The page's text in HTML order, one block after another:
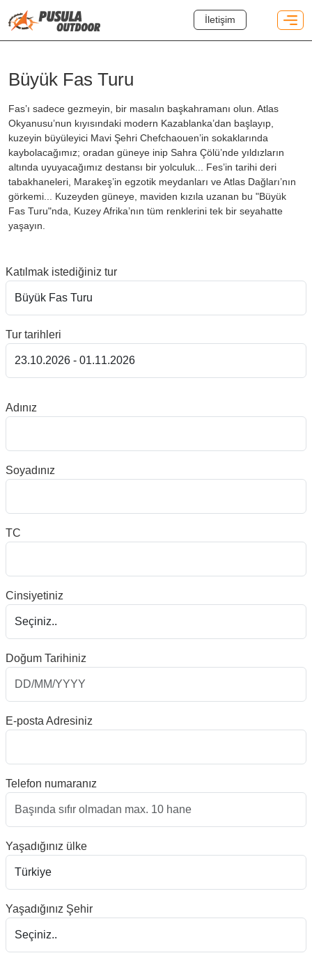
İletişim
Büyük Fas Turu
Fas’ı sadece gezmeyin, bir masalın başkahramanı olun. Atlas
Okyanusu’nun kıyısındaki modern Kazablanka’dan başlayıp,
kuzeyin büyüleyici Mavi Şehri Chefchaouen’in sokaklarında
kaybolacağımız; oradan güneye inip Sahra Çölü’nde yıldızların
altında uyuyacağımız destansı bir yolculuk... Fes’in tarihi deri
tabakhaneleri, Marakeş’in egzotik meydanları ve Atlas Dağları’nın
görkemi... Kuzeyden güneye, maviden kızıla uzanan bu "Büyük
Fas Turu"nda, Kuzey Afrika’nın tüm renklerini tek bir seyahatte
yaşayın.
Katılmak istediğiniz tur
Tur tarihleri
Adınız
Soyadınız
TC
Cinsiyetiniz
Doğum Tarihiniz
E-posta Adresiniz
Telefon numaranız
Yaşadığınız ülke
Yaşadığınız Şehir